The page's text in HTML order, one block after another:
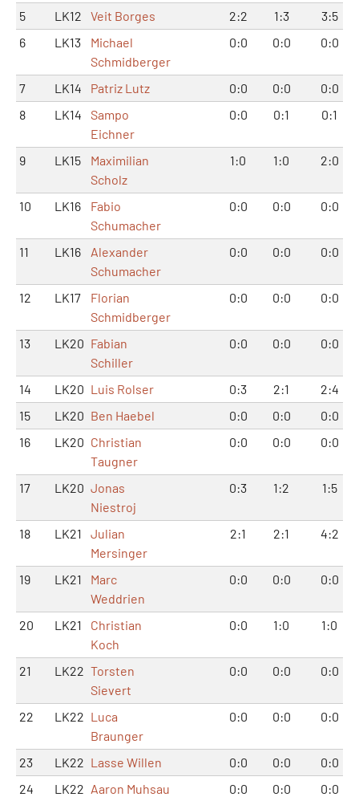
5 LK12 Veit Borges 2:2 1:3
3:5
6
LK13
Michael
Schmidberger
0:0 0:0 0:0
7 LK14 Patriz Lutz 0:0 0:0
0:0
8
LK14
Sampo
Eichner
0:0 0:1 0:1
9 LK15
Maximilian
Scholz
1:0 1:0 2:0
10 LK16
Fabio
Schumacher
0:0 0:0 0:0
11 LK16
Alexander
Schumacher
0:0 0:0 0:0
12 LK17
Florian
Schmidberger
0:0 0:0 0:0
13 LK20 Fabian
Schiller
0:0 0:0 0:0
14 LK20 Luis Rolser 0:3 2:1
2:4
15
LK20 Ben Haebel 0:0 0:0
0:0
16
LK20 Christian
Taugner
0:0 0:0 0:0
17 LK20 Jonas
Niestroj
0:3 1:2 1:5
18 LK21
Julian
Mersinger
2:1 2:1 4:2
19 LK21
Marc
Weddrien
0:0 0:0 0:0
20 LK21
Christian
Koch
0:0 1:0 1:0
21 LK22 Torsten
Sievert
0:0 0:0 0:0
22 LK22 Luca
Braunger
0:0 0:0 0:0
23 LK22 Lasse Willen 0:0 0:0
0:0
24
LK22 Aaron Muhsau 0:0 0:0 0:0